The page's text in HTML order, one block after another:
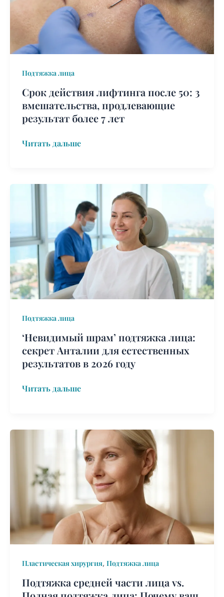
Подтяжка лица
Срок действия лифтинга после 50: 3
вмешательства, продлевающие
результат более 7 лет
вмешательства,
продлевающие
результат
7
лет
Читать дальше
Подтяжка лица
‘Невидимый шрам’ подтяжка лица:
секрет Анталии для естественных
результатов в 2026 году
секрет
Анталии
для
естественных
результатов
2026
году
Читать дальше
Пластическая хирургия, Подтяжка лица
Подтяжка средней части лица vs.
лица
vs.
Полная
подтяжка
лица:
Почему
хирург
может
предлагать